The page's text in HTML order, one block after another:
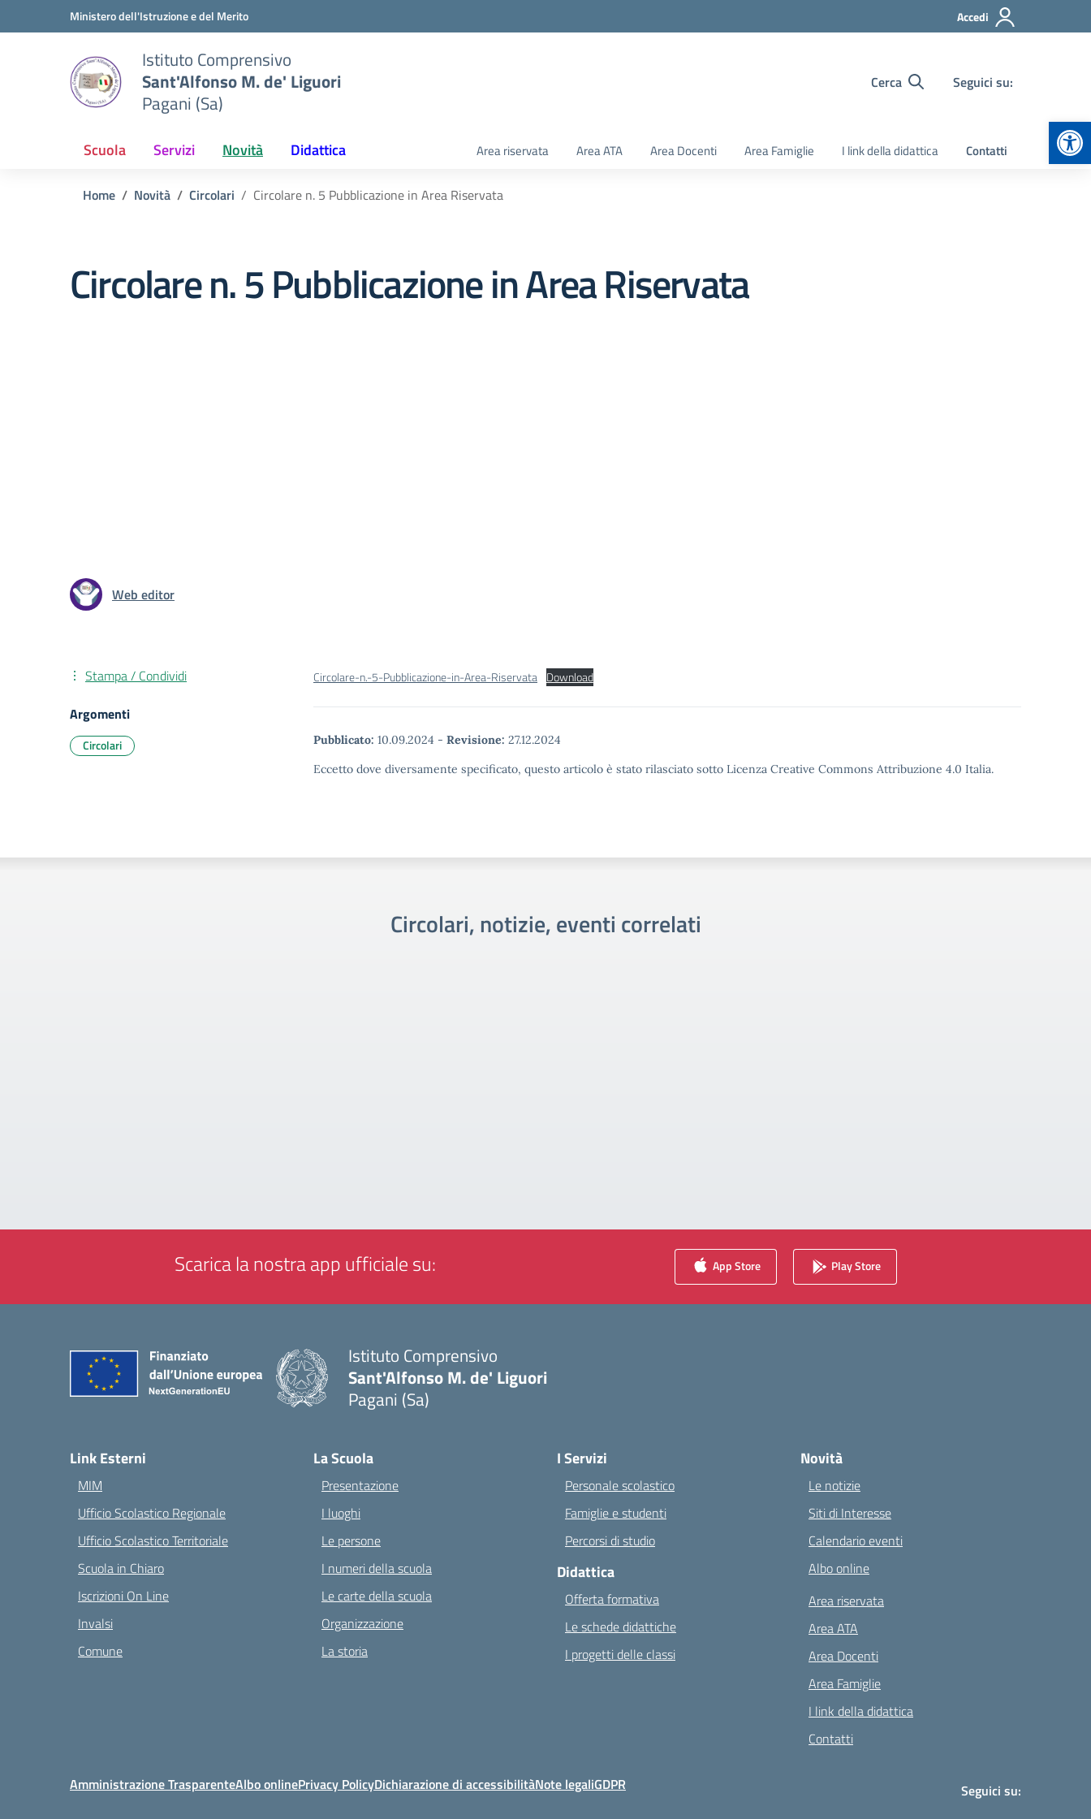
Vai ai contenuti
Vai al menu di navigazioneMinistero dell'Istruzione e del Merito Accedi
Istituto Comprensivo
Sant'Alfonso M. de' Liguori
Pagani (Sa)
Cerca Seguici su:
Scuola Servizi Novità Didattica Area riservata Area ATA Area Docenti Area Famiglie I link della didattica Contatti
Home Novità Circolari Circolare n. 5 Pubblicazione in Area Riservata
Circolare n. 5 Pubblicazione in Area Riservata
Web editor
Circolare-n.-5-Pubblicazione-in-Area-Riservata Download
Pubblicato: 10.09.2024 - Revisione: 27.12.2024
Eccetto dove diversamente specificato, questo articolo è stato rilasciato sotto Licenza Creative Commons Attribuzione 4.0 Italia.
Stampa / Condividi
Argomenti
Circolari
Circolari, notizie, eventi correlati
Scarica la nostra app ufficiale su: App Store Play Store
Istituto Comprensivo
Sant'Alfonso M. de' Liguori
Pagani (Sa)
Link Esterni
MIM
Ufficio Scolastico Regionale
Ufficio Scolastico Territoriale
Scuola in Chiaro
Iscrizioni On Line
Invalsi
Comune
La Scuola
Presentazione
I luoghi
Le persone
I numeri della scuola
Le carte della scuola
Organizzazione
La storia
I Servizi
Personale scolastico
Famiglie e studenti
Percorsi di studio
Didattica
Offerta formativa
Le schede didattiche
I progetti delle classi
Novità
Le notizie
Siti di Interesse
Calendario eventi
Albo online
Area riservata
Area ATA
Area Docenti
Area Famiglie
I link della didattica
Contatti
Amministrazione TrasparenteAlbo onlinePrivacy PolicyDichiarazione di accessibilitàNote legaliGDPR Seguici su: